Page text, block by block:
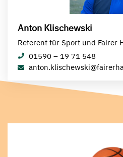
Anton Klischewski
Referent für Sport und Fairer
01590 – 19 71 548